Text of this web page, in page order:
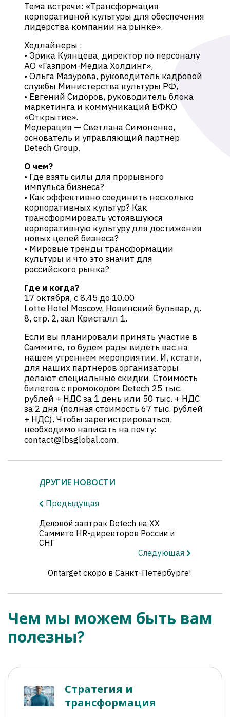
Тема встречи: «Трансформация
корпоративной культуры для обеспечения
лидерства компании на рынке».
Хедлайнеры :
• Эрика Куянцева, директор по персоналу
АО «Газпром-Медиа Холдинг»,
• Ольга Мазурова, руководитель кадровой
службы Министерства культуры РФ,
• Евгений Сидоров, руководитель блока
маркетинга и коммуникаций БФКО
«Открытие».
Модерация — Светлана Симоненко,
основатель и управляющий партнер
Detech Group.
О чем?
• Где взять силы для прорывного
импульса бизнеса?
• Как эффективно соединить несколько
корпоративных культур? Как
трансформировать устоявшуюся
корпоративную культуру для достижения
новых целей бизнеса?
• Мировые тренды трансформации
культуры и что это значит для
российского рынка?
Где и когда?
17 октября, с 8.45 до 10.00
Lotte Hotel Moscow, Новинский бульвар, д.
8, стр. 2, зал Кристалл 1.
Если вы планировали принять участие в
Саммите, то будем рады видеть вас на
нашем утреннем мероприятии. И, кстати,
для наших партнеров организаторы
делают специальные скидки. Стоимость
билетов с промокодом Detech 25 тыс.
рублей + НДС за 1 день или 50 тыс. + НДС
за 2 дня (полная стоимость 67 тыс. рублей
+ НДС). Чтобы зарегистрироваться,
необходимо написать на почту:
contact@lbsglobal.com.
ДРУГИЕ НОВОСТИ
Предыдущая
Деловой завтрак Detech на XX
Саммите HR-директоров России и
СНГ
Следующая
Ontarget скоро в Санкт-Петербурге!
Чем мы можем быть вам
полезны?
Стратегия и
трансформация